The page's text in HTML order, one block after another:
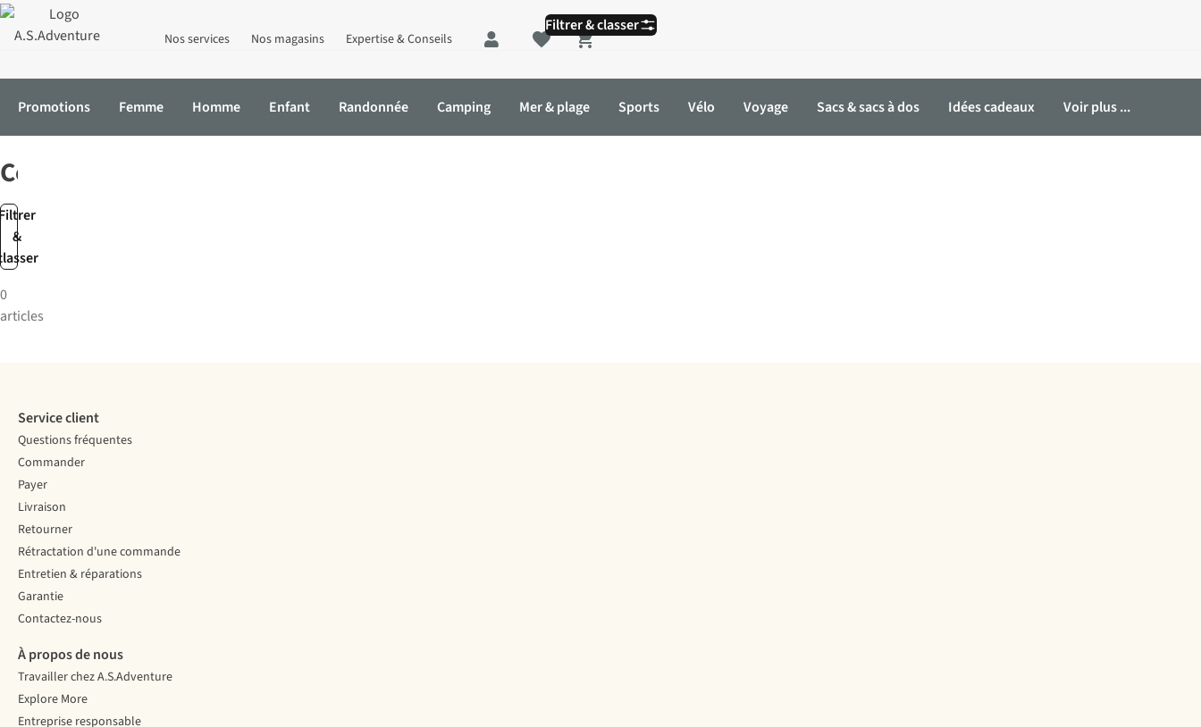
Nos services Nos magasins Expertise & Conseils
Shopping cart
Promotions Femme Homme Enfant Randonnée Camping Mer & plage Sports Vélo Voyage Sacs & sacs à dos Idées cadeaux Voir plus ...
&
Filtrer & classer
Coolado
0
articles
Service client
Questions fréquentes
Commander
Payer
Livraison
Retourner
Rétractation d'une commande
Entretien & réparations
Garantie
Contactez-nous
À propos de nous
Travailler chez A.S.Adventure
Explore More
Entreprise responsable